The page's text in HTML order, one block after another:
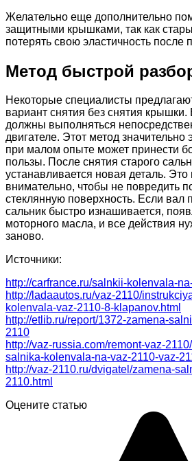
Желательно еще дополнительно
защитными крышками, так как
потерять свою эластичность после
Метод быстрой
Некоторые специалисты
вариант снятия без снятия крышки.
должны выполняться
двигателе. Этот метод
при малом опыте может принести
пользы. После снятия старого
устанавливается новая деталь.
внимательно, чтобы не повредить
стеклянную поверхность. Если вал
сальник быстро изнашивается,
моторного масла, и все действия
заново.
Источники:
http://carfrance.ru/salnkii-kolenvala-
http://ladaautos.ru/vaz-2110/
kolenvala-vaz-2110-8-klapanov.html
http://etlib.ru/report/1372-zamena-
2110
http://vaz-russia.com/remont-vaz-
salnika-kolenvala-na-vaz-2110-vaz-
http://vaz-2110.ru/dvigatel/zamena-
2110.html
Оцените статью